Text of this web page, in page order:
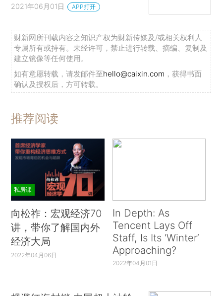
2021年06月01日 APP打开
财新网所刊载内容之知识产权为财新传媒及/或相关权利人
专属所有或持有。未经许可，禁止进行转载、摘编、复制及
建立镜像等任何使用。
如有意愿转载，请发邮件至hello@caixin.com ，获得书面
确认及授权后，方可转载。
推荐阅读
私房课
向松祚：宏观经济70
讲，带你了解国内外
经济大局
2022年04月06日
In Depth: As
Tencent Lays Off
Staff, Is Its ‘Winter’
Approaching?
2022年04月01日